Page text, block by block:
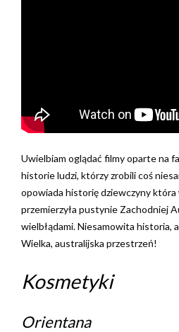
Uwielbiam oglądać filmy oparte na
historie ludzi, którzy zrobili coś
opowiada historię dziewczyny
przemierzyła pustynie Zachodniej
wielbłądami. Niesamowita historia,
Wielka, australijska przestrzeń!
Kosmetyki
Orientana